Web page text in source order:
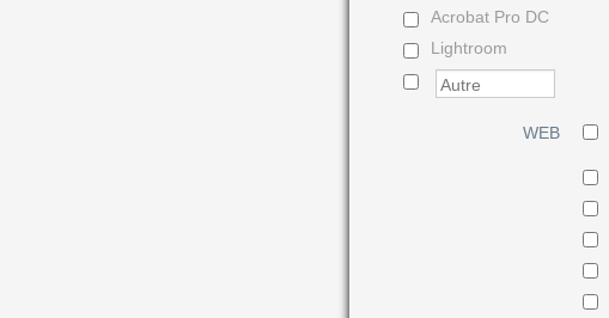
Acrobat Pro DC
Lightroom
WEB